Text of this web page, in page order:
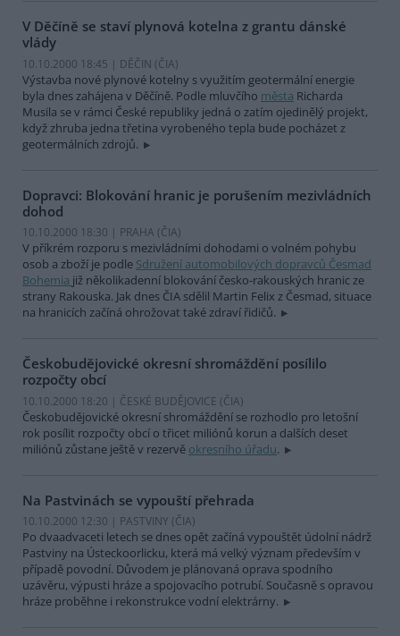
V Děčíně se staví plynová kotelna z grantu dánské
vlády
10.10.2000 18:45 | DĚČIN (ČIA)
Výstavba nové plynové kotelny s využitím geotermální energie
byla dnes zahájena v Děčíně. Podle mluvčího města Richarda
Musila se v rámci České republiky jedná o zatím ojedinělý projekt,
když zhruba jedna třetina vyrobeného tepla bude pocházet z
geotermálních zdrojů.
Dopravci: Blokování hranic je porušením mezivládních
dohod
10.10.2000 18:30 | PRAHA (ČIA)
V příkrém rozporu s mezivládními dohodami o volném pohybu
osob a zboží je podle Sdružení automobilových dopravců Česmad
Bohemia již několikadenní blokování česko-rakouských hranic ze
strany Rakouska. Jak dnes ČIA sdělil Martin Felix z Česmad, situace
na hranicích začíná ohrožovat také zdraví řidičů.
Českobudějovické okresní shromáždění posílilo
rozpočty obcí
10.10.2000 18:20 | ČESKÉ BUDĚJOVICE (ČIA)
Českobudějovické okresní shromáždění se rozhodlo pro letošní
rok posílit rozpočty obcí o třicet miliónů korun a dalších deset
miliónů zůstane ještě v rezervě okresního úřadu.
Na Pastvinách se vypouští přehrada
10.10.2000 12:30 | PASTVINY (ČIA)
Po dvaadvaceti letech se dnes opět začíná vypouštět údolní nádrž
Pastviny na Ústeckoorlicku, která má velký význam především v
případě povodní. Důvodem je plánovaná oprava spodního
uzávěru, výpusti hráze a spojovacího potrubí. Současně s opravou
hráze proběhne i rekonstrukce vodní elektrárny.